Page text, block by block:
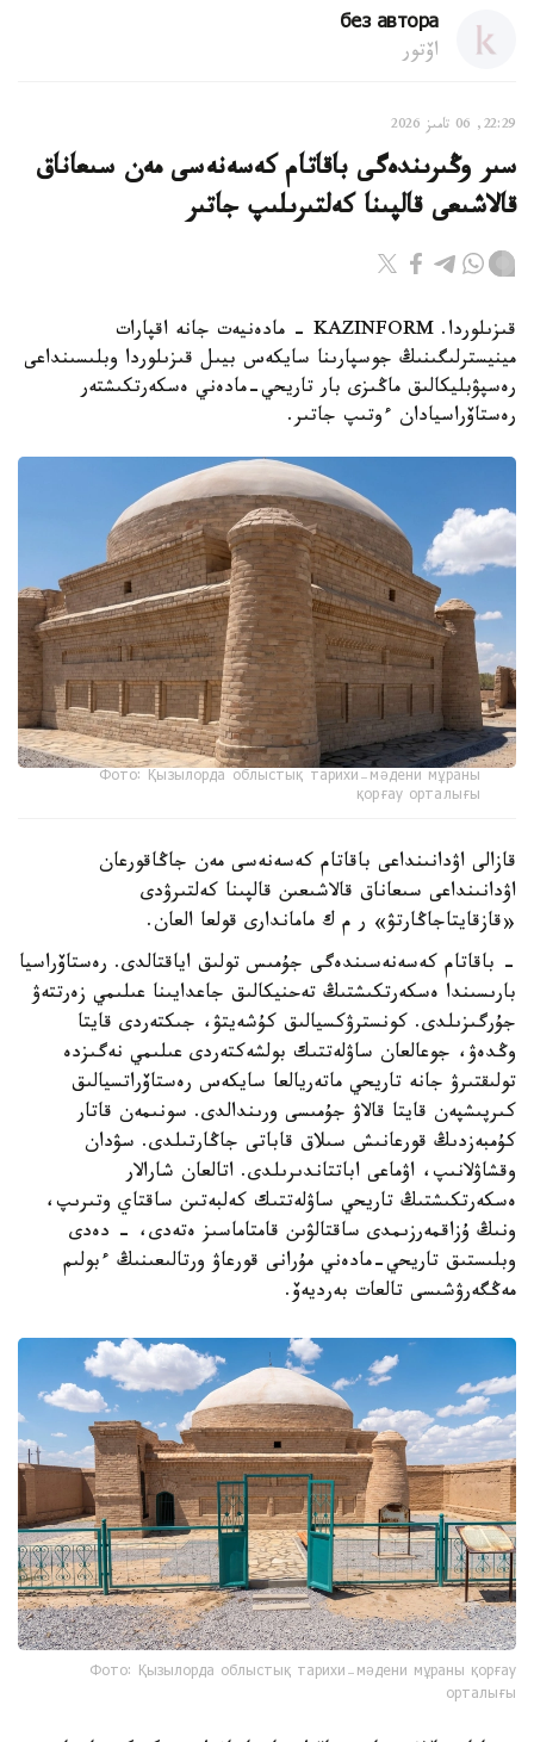
без автора
اۆتور
22:29, 06 تامىز 2026
سىر وڭىرىندەگى باقاتام كەسەنەسى مەن سىعاناق
قالاشىعى قالپىنا كەلتىرىلىپ جاتىر
قىزىلوردا. KAZINFORM - مادەنيەت جانە اقپارات
مينيسترلىگىنىڭ جوسپارىنا سايكەس بيىل قىزىلوردا وبلىسىنداعى
رەسپۋبليكالىق ماڭىزى بار تاريحي-مادەني ەسكەرتكىشتەر
رەستاۆراسيادان ءوتىپ جاتىر.
Фото: Қызылорда облыстық тарихи-мәдени мұраны
қорғау орталығы
قازالى اۋدانىنداعى باقاتام كەسەنەسى مەن جاڭاقورعان
اۋدانىنداعى سىعاناق قالاشىعىن قالپىنا كەلتىرۋدى
«قازقايتاجاڭارتۋ» ر م ك ماماندارى قولعا العان.
- باقاتام كەسەنەسىندەگى جۇمىس تولىق اياقتالدى. رەستاۆراسيا
بارىسىندا ەسكەرتكىشتىڭ تەحنيكالىق جاعدايىنا عىلىمي زەرتتەۋ
جۇرگىزىلدى. كونسترۋكسيالىق كۇشەيتۋ، جىكتەردى قايتا
وڭدەۋ، جوعالعان ساۋلەتتىك بولشەكتەردى عىلىمي نەگىزدە
تولىقتىرۋ جانە تاريحي ماتەريالعا سايكەس رەستاۆراتسيالىق
كىرپىشپەن قايتا قالاۋ جۇمىسى ورىندالدى. سونىمەن قاتار
كۇمبەزدىڭ قورعانىش سىلاق قاباتى جاڭارتىلدى. سۋدان
وقشاۋلانىپ، اۋماعى اباتتاندىرىلدى. اتالعان شارالار
ەسكەرتكىشتىڭ تاريحي ساۋلەتتىك كەلبەتىن ساقتاي وتىرىپ،
ونىڭ ۇزاقمەرزىمدى ساقتالۋىن قامتاماسىز ەتەدى، - دەدى
وبلىستىق تاريحي-مادەني مۇرانى قورعاۋ ورتالىعىنىڭ ءبولىم
مەڭگەرۋشىسى تالعات بەرديەۆ.
Фото: Қызылорда облыстық тарихи-мәдени мұраны қорғау
орталығы